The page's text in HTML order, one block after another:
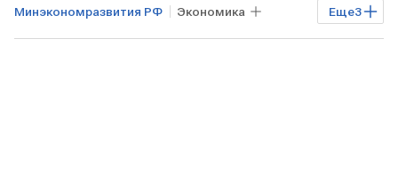
Еще3
Минэкономразвития РФ Экономика
РОССИЯ Финансы